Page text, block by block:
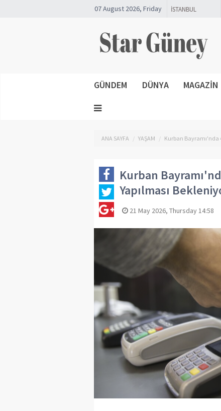
07 August 2026, Friday
GÜNDEM DÜNYA MAGAZİN
ANA SAYFA YAŞAM Kurban Bayramı'nda
Kurban
Yapılması
21 May 2026, Thursday 14:58